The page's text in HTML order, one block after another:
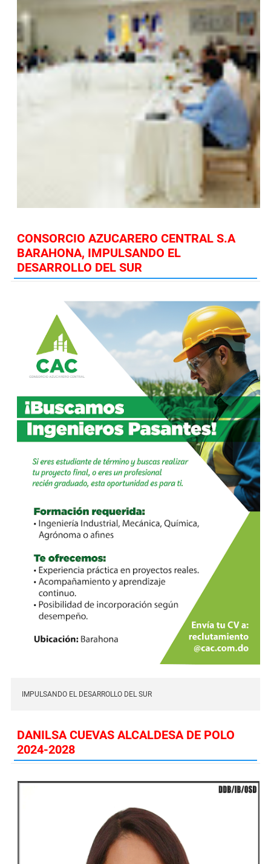
CONSORCIO AZUCARERO CENTRAL S.A
BARAHONA, IMPULSANDO EL
DESARROLLO DEL SUR
IMPULSANDO EL DESARROLLO DEL SUR
DANILSA CUEVAS ALCALDESA DE POLO
2024-2028